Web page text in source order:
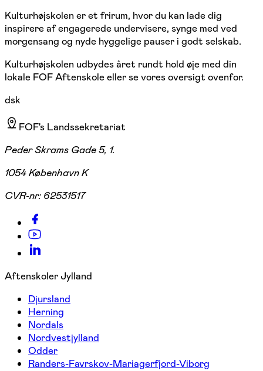
Kulturhøjskolen er et frirum, hvor du kan lade dig
inspirere af engagerede undervisere, synge med ved
morgensang og nyde hyggelige pauser i godt selskab.
Kulturhøjskolen udbydes året rundt hold øje med din
lokale FOF Aftenskole eller se vores oversigt ovenfor.
dsk
FOF's Landssekretariat
Peder Skrams Gade 5, 1.
1054 København K
CVR-nr: 62531517
Aftenskoler Jylland
Djursland
Herning
Nordals
Nordvestjylland
Odder
Randers-Favrskov-Mariagerfjord-Viborg